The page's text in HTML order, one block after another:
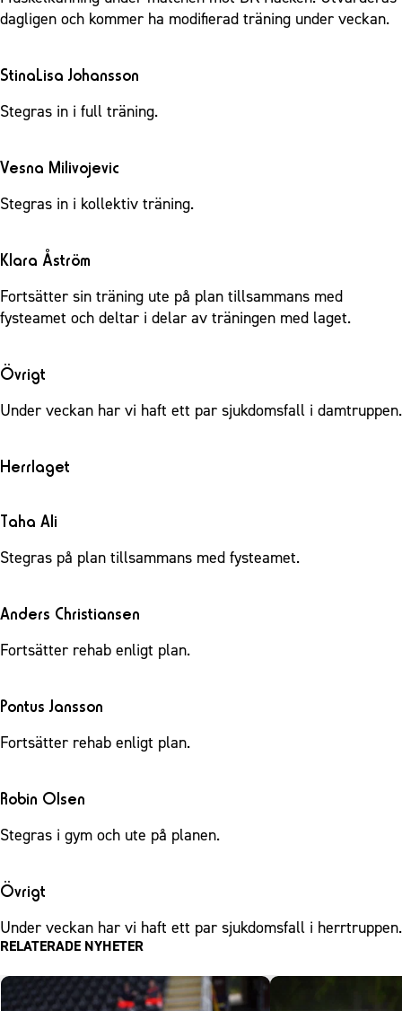
dagligen och kommer ha modifierad träning under veckan.
StinaLisa Johansson
Stegras in i full träning.
Vesna Milivojevic
Stegras in i kollektiv träning.
Klara Åström
Fortsätter sin träning ute på plan tillsammans med
fysteamet och deltar i delar av träningen med laget.
Övrigt
Under veckan har vi haft ett par sjukdomsfall i damtruppen.
Herrlaget
Taha Ali
Stegras på plan tillsammans med fysteamet.
Anders Christiansen
Fortsätter rehab enligt plan.
Pontus Jansson
Fortsätter rehab enligt plan.
Robin Olsen
Stegras i gym och ute på planen.
Övrigt
Under veckan har vi haft ett par sjukdomsfall i herrtruppen.
RELATERADE NYHETER